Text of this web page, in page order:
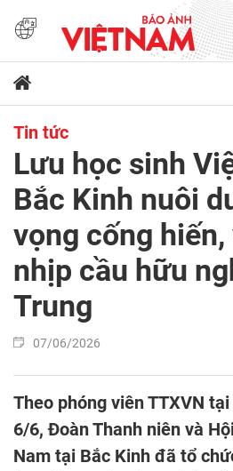
Tin tức
Lưu học sinh
Bắc Kinh nuôi
vọng cống
nhịp cầu hữu
Trung
07/06/2026
Theo phóng viên TTXVN
6/6, Đoàn Thanh niên và
Nam tại Bắc Kinh đã tổ